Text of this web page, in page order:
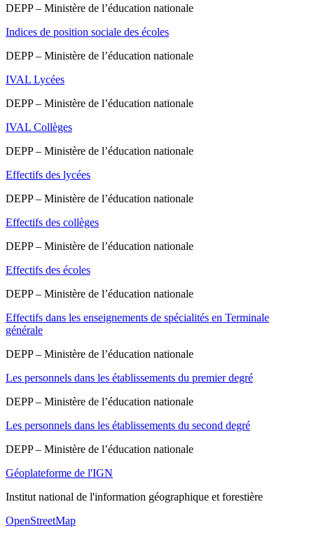
DEPP – Ministère de l’éducation nationale
Indices de position sociale des écoles
DEPP – Ministère de l’éducation nationale
IVAL Lycées
DEPP – Ministère de l’éducation nationale
IVAL Collèges
DEPP – Ministère de l’éducation nationale
Effectifs des lycées
DEPP – Ministère de l’éducation nationale
Effectifs des collèges
DEPP – Ministère de l’éducation nationale
Effectifs des écoles
DEPP – Ministère de l’éducation nationale
Effectifs dans les enseignements de spécialités en Terminale
générale
DEPP – Ministère de l’éducation nationale
Les personnels dans les établissements du premier degré
DEPP – Ministère de l’éducation nationale
Les personnels dans les établissements du second degré
DEPP – Ministère de l’éducation nationale
Géoplateforme de l'IGN
Institut national de l'information géographique et forestière
OpenStreetMap